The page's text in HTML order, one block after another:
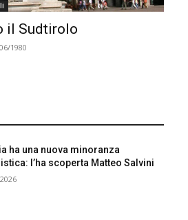
il Sudtirolo
1980
ha una nuova minoranza
l’ha scoperta Matteo Salvini